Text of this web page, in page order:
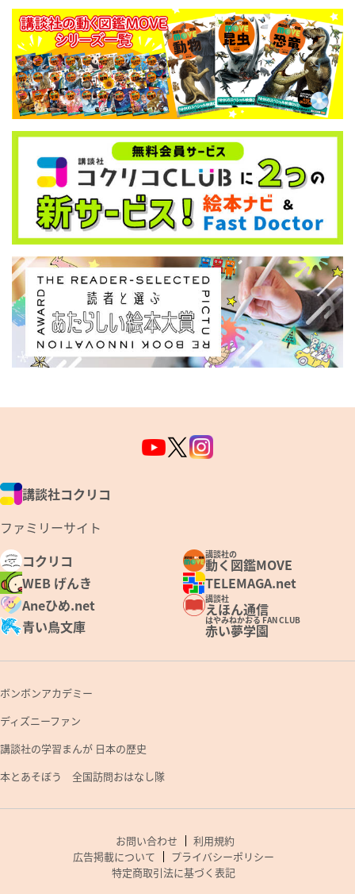
講談社コクリコ
ファミリーサイト
コクリコ
講談社の
動く図鑑MOVE
WEB げんき
TELEMAGA.net
Aneひめ.net
講談社
えほん通信
青い鳥文庫
はやみねかおる FAN CLUB
赤い夢学園
ボンボンアカデミー
ディズニーファン
講談社の学習まんが 日本の歴史
本とあそぼう 全国訪問おはなし隊
お問い合わせ
利用規約
広告掲載について
プライバシーポリシー
特定商取引法に基づく表記